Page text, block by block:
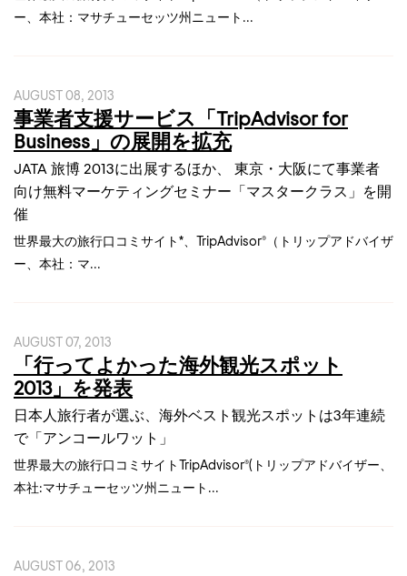
ー、本社：マサチューセッツ州ニュート...
AUGUST 08, 2013
事業者支援サービス「TripAdvisor for
Business」の展開を拡充
JATA 旅博 2013に出展するほか、 東京・大阪にて事業者
向け無料マーケティングセミナー「マスタークラス」を開
催
世界最大の旅行口コミサイト*、TripAdvisor®（トリップアドバイザ
ー、本社：マ...
AUGUST 07, 2013
「行ってよかった海外観光スポット
2013」を発表
日本人旅行者が選ぶ、海外ベスト観光スポットは3年連続
で「アンコールワット」
世界最大の旅行口コミサイトTripAdvisor®(トリップアドバイザー、
本社:マサチューセッツ州ニュート...
AUGUST 06, 2013